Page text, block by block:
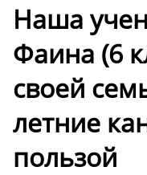
Наша
Фаина (6
своей
летние
пользой ️